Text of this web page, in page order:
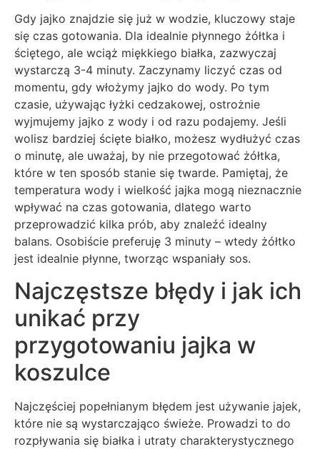
Gdy jajko znajdzie się już w wodzie, kluczowy staje
się czas gotowania. Dla idealnie płynnego żółtka i
ściętego, ale wciąż miękkiego białka, zazwyczaj
wystarczą 3-4 minuty. Zaczynamy liczyć czas od
momentu, gdy włożymy jajko do wody. Po tym
czasie, używając łyżki cedzakowej, ostrożnie
wyjmujemy jajko z wody i od razu podajemy. Jeśli
wolisz bardziej ścięte białko, możesz wydłużyć czas
o minutę, ale uważaj, by nie przegotować żółtka,
które w ten sposób stanie się twarde. Pamiętaj, że
temperatura wody i wielkość jajka mogą nieznacznie
wpływać na czas gotowania, dlatego warto
przeprowadzić kilka prób, aby znaleźć idealny
balans. Osobiście preferuję 3 minuty – wtedy żółtko
jest idealnie płynne, tworząc wspaniały sos.
Najczęstsze błędy i jak ich
unikać przy
przygotowaniu jajka w
koszulce
Najczęściej popełnianym błędem jest używanie jajek,
które nie są wystarczająco świeże. Prowadzi to do
rozpływania się białka i utraty charakterystycznego